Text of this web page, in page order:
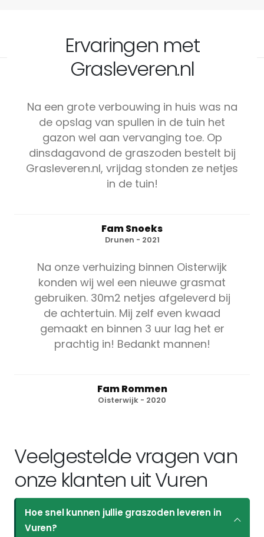
Ervaringen met
Grasleveren.nl
Na een grote verbouwing in huis was na
de opslag van spullen in de tuin het
gazon wel aan vervanging toe. Op
dinsdagavond de graszoden bestelt bij
Grasleveren.nl, vrijdag stonden ze netjes
in de tuin!
Fam Snoeks
Drunen - 2021
Na onze verhuizing binnen Oisterwijk
konden wij wel een nieuwe grasmat
gebruiken. 30m2 netjes afgeleverd bij
de achtertuin. Mij zelf even kwaad
gemaakt en binnen 3 uur lag het er
prachtig in! Bedankt mannen!
Fam Rommen
Oisterwijk - 2020
Veelgestelde vragen van
onze klanten uit Vuren
Hoe snel kunnen jullie graszoden leveren in
Vuren?